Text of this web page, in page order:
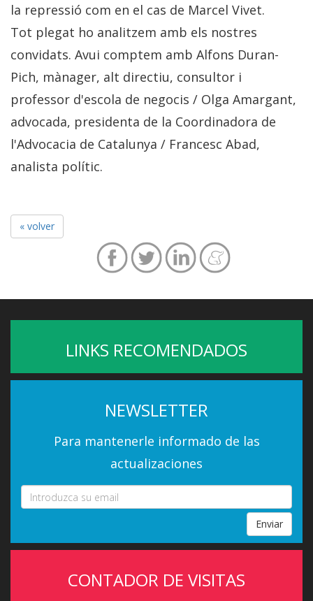
la repressió com en el cas de Marcel Vivet.
Tot plegat ho analitzem amb els nostres
convidats. Avui comptem amb Alfons Duran-
Pich, mànager, alt directiu, consultor i
professor d'escola de negocis / Olga Amargant,
advocada, presidenta de la Coordinadora de
l'Advocacia de Catalunya / Francesc Abad,
analista polític.
« volver
LINKS RECOMENDADOS
NEWSLETTER
Para mantenerle informado de las
actualizaciones
Enviar
CONTADOR DE VISITAS